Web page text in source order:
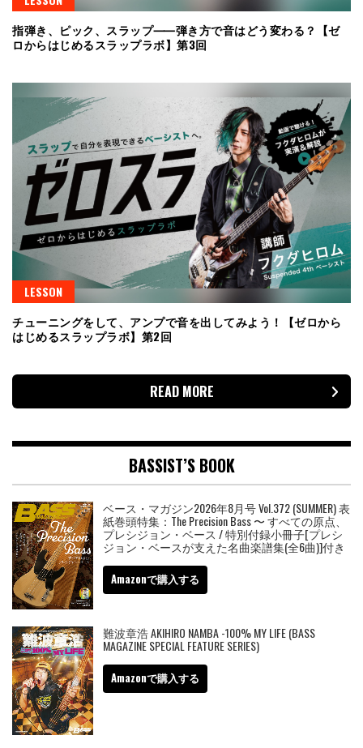
指弾き、ピック、スラップ⸺弾き方で音はどう変わる？【ゼ
ロからはじめるスラップラボ】第3回
LESSON
チューニングをして、アンプで音を出してみよう！【ゼロから
はじめるスラップラボ】第2回
READ MORE
BASSIST’S BOOK
ベース・マガジン2026年8月号 Vol.372 (SUMMER) 表
紙巻頭特集：The Precision Bass 〜 すべての原点、
プレシジョン・ベース / 特別付録小冊子[プレシ
ジョン・ベースが支えた名曲楽譜集(全6曲)]付き
Amazonで購入する
難波章浩 AKIHIRO NAMBA -100% MY LIFE (BASS
MAGAZINE SPECIAL FEATURE SERIES)
Amazonで購入する